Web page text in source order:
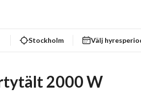
Stockholm Välj
2000 W